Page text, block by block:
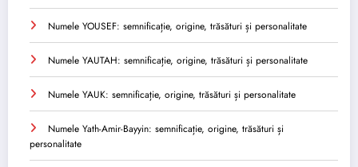
Numele YOUSEF: semnificație, origine, trăsături și personalitate
Numele YAUTAH: semnificație, origine, trăsături și personalitate
Numele YAUK: semnificație, origine, trăsături și personalitate
Numele Yath-Amir-Bayyin: semnificație, origine, trăsături și
personalitate